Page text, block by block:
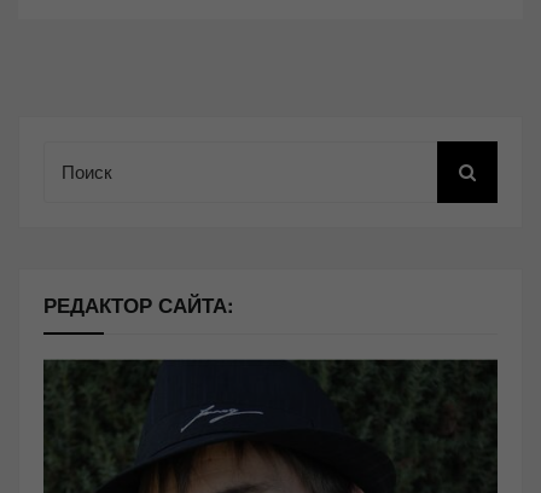
РЕДАКТОР САЙТА: